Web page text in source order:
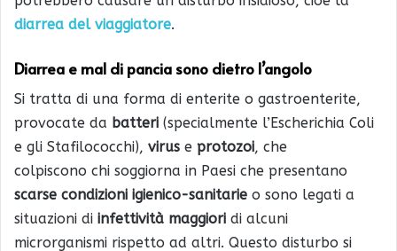
diarrea del viaggiatore.
Diarrea e mal di pancia sono dietro l’angolo
Si tratta di una forma di enterite o gastroenterite,
provocate da batteri (specialmente l’Escherichia Coli
e gli Stafilococchi), virus e protozoi, che
colpiscono chi soggiorna in Paesi che presentano
scarse condizioni igienico-sanitarie o sono legati a
situazioni di infettività maggiori di alcuni
microrganismi rispetto ad altri. Questo disturbo si